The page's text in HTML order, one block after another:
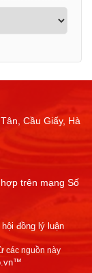
Cầu Giấy, Hà
trên mạng Số
đồng lý luận
các nguồn này